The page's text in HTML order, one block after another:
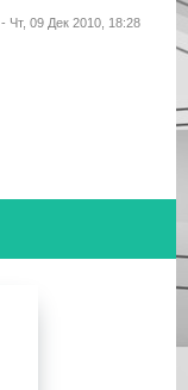
- Чт, 09 Дек 2010, 18:28